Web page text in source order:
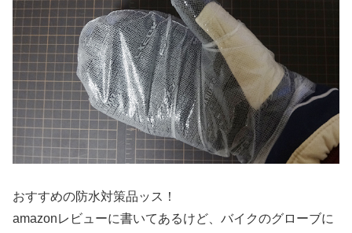
おすすめの防水対策品ッス！
amazonレビューに書いてあるけど、バイクのグローブに